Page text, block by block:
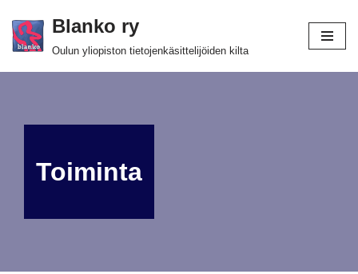
Siirry
Blanko ry
Oulun yliopiston tietojenkäsittelijöiden kilta
Toiminta